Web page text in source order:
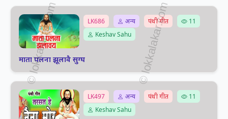
LK686 अन्य पंथी गीत
11
Keshav Sahu
माता पलना झूलावै सुग्घ
LK497 अन्य पंथी गीत
11
Keshav Sahu